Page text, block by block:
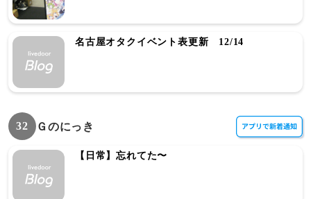
名古屋オタクイベント表更新 12/14
32 Ｇのにっき
【日常】忘れてた〜